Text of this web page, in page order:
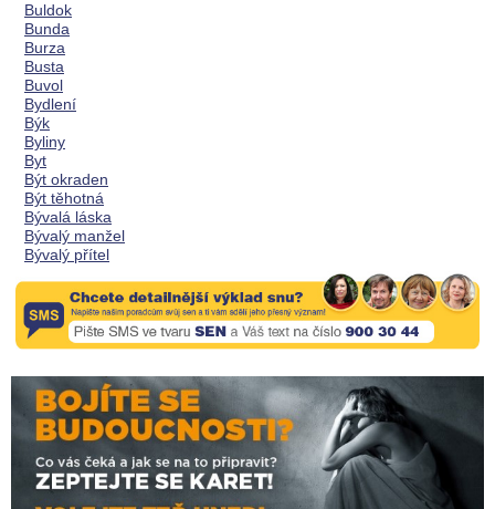
Buldok
Bunda
Burza
Busta
Buvol
Bydlení
Býk
Byliny
Byt
Být okraden
Být těhotná
Bývalá láska
Bývalý manžel
Bývalý přítel